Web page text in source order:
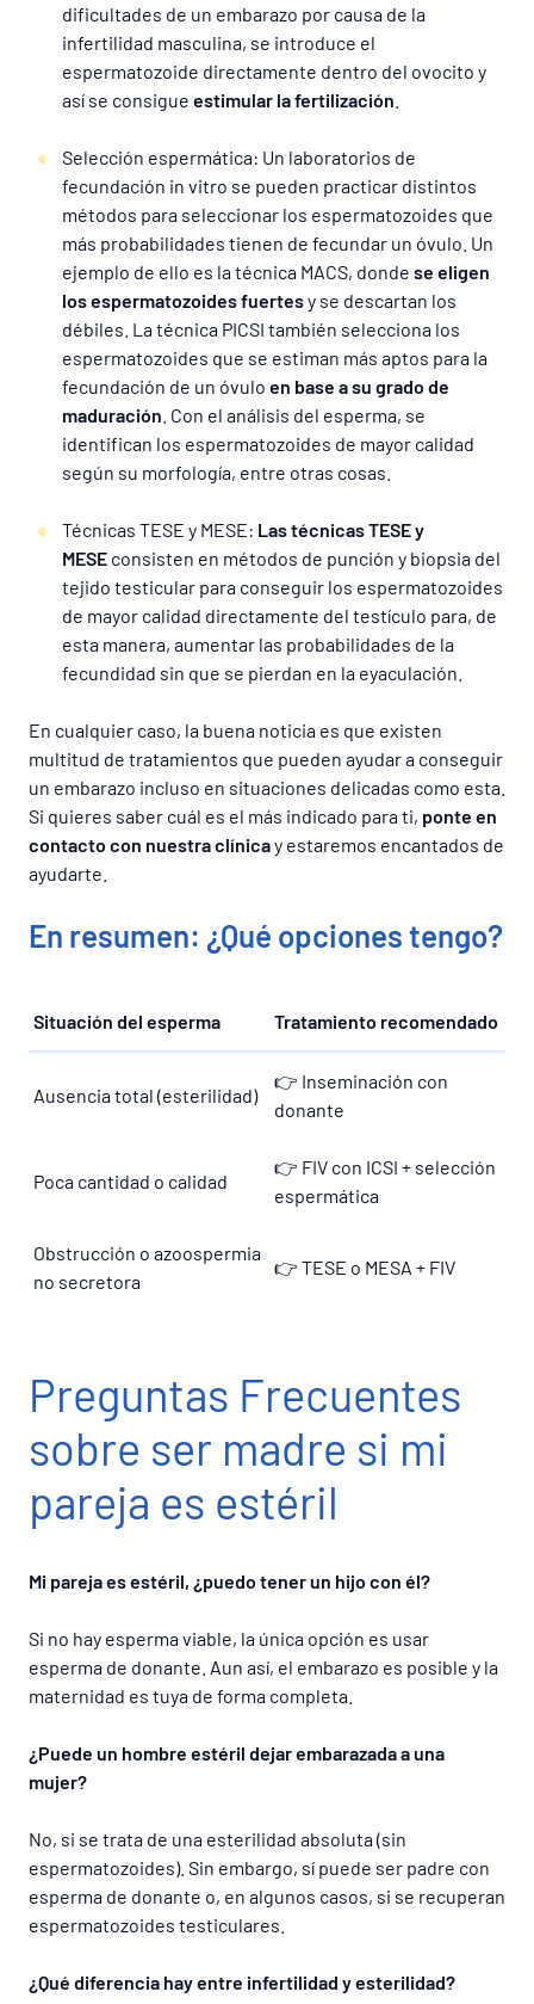
dificultades de un embarazo por causa de la
infertilidad masculina, se introduce el
espermatozoide directamente dentro del ovocito y
así se consigue estimular la fertilización
Selección espermática: Un laboratorios de
fecundación in vitro se pueden practicar distintos
métodos para seleccionar los espermatozoides que
más probabilidades tienen de fecundar un óvulo. Un
ejemplo de ello es la técnica MACS, donde se eligen
los espermatozoides fuertesy se descartan los
débiles. La técnica PICSI también selecciona los
espermatozoides que se estiman más aptos para la
fecundación de un óvulo en base a su grado de
maduración . Con el análisis del esperma, se
identifican los espermatozoides de mayor calidad
según su morfología, entre otras cosas.
Técnicas TESE y MESE: Las técnicas TESE y
MESE consisten en métodos de punción y biopsia del
tejido testicular para conseguir los espermatozoides
de mayor calidad directamente del testículo para, de
esta manera, aumentar las probabilidades de la
fecundidad sin que se pierdan en la eyaculación.
En cualquier caso, la buena noticia es que existen
multitud de tratamientos que pueden ayudar a conseguir
un embarazo incluso en situaciones delicadas como esta.
Si quieres saber cuál es el más indicado para ti, ponte en
contacto con nuestra clínicay estaremos encantados de
ayudarte.
En resumen: ¿Qué opciones tengo?
Situación del esperma Tratamiento recomendado
Ausencia total (esterilidad)
👉 Inseminación con
donante
Poca cantidad o calidad
👉 FIV con ICSI + selección
espermática
Obstrucción o azoospermia
no secretora
👉 TESE o MESA + FIV
Preguntas Frecuentes
sobre ser madre si mi
pareja es estéril
Mi pareja es estéril, ¿puedo tener un hijo con él?
Si no hay esperma viable, la única opción es usar
esperma de donante. Aun así, el embarazo es posible y la
maternidad es tuya de forma completa.
¿Puede un hombre estéril dejar embarazada a una
mujer?
No, si se trata de una esterilidad absoluta (sin
espermatozoides). Sin embargo, sí puede ser padre con
esperma de donante o, en algunos casos, si se recuperan
espermatozoides testiculares.
¿Qué diferencia hay entre infertilidad y esterilidad?